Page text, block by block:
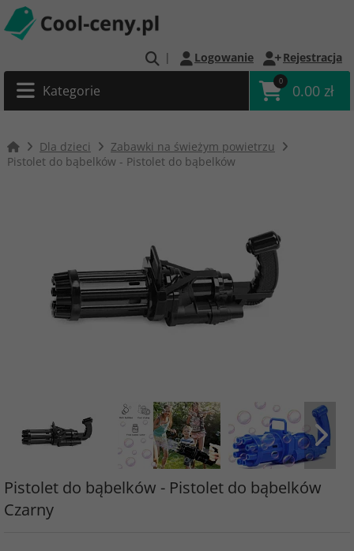
| Logowanie Rejestracja
Kategorie
0
0.00 zł
Dla dzieci
Zabawki na świeżym powietrzu
Pistolet do bąbelków - Pistolet do bąbelków
Pistolet do bąbelków - Pistolet do bąbelków
Czarny